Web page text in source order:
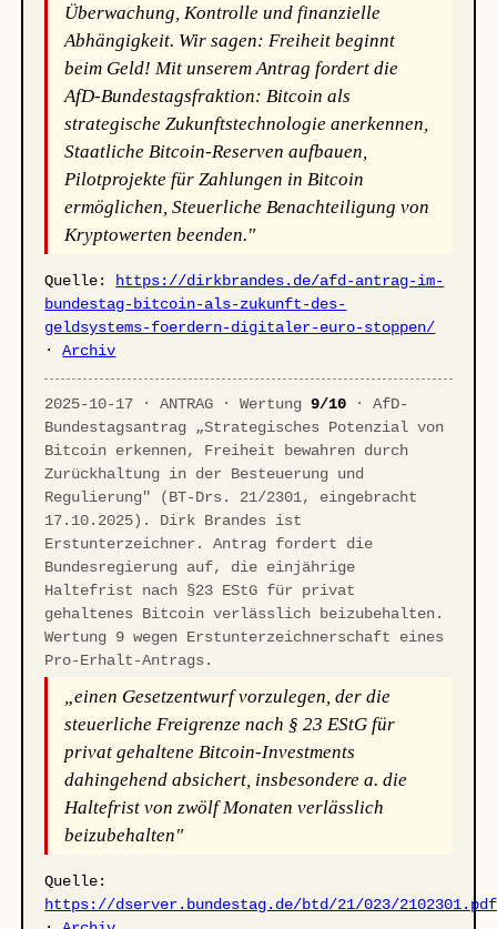
Überwachung, Kontrolle und finanzielle
Abhängigkeit. Wir sagen: Freiheit beginnt
beim Geld! Mit unserem Antrag fordert die
AfD-Bundestagsfraktion: Bitcoin als
strategische Zukunftstechnologie anerkennen,
Staatliche Bitcoin-Reserven aufbauen,
Pilotprojekte für Zahlungen in Bitcoin
ermöglichen, Steuerliche Benachteiligung von
Kryptowerten beenden."
Quelle:
https://dirkbrandes.de/afd-antrag-im-
bundestag-bitcoin-als-zukunft-des-
geldsystems-foerdern-digitaler-euro-stoppen/
·Archiv
2025-10-17 · ANTRAG · Wertung9/10 · AfD-
Bundestagsantrag „Strategisches Potenzial von
Bitcoin erkennen, Freiheit bewahren durch
Zurückhaltung in der Besteuerung und
Regulierung" (BT-Drs. 21/2301, eingebracht
17.10.2025). Dirk Brandes ist
Erstunterzeichner. Antrag fordert die
Bundesregierung auf, die einjährige
Haltefrist nach §23 EStG für privat
gehaltenes Bitcoin verlässlich beizubehalten.
Wertung 9 wegen Erstunterzeichnerschaft eines
Pro-Erhalt-Antrags.
„einen Gesetzentwurf vorzulegen, der die
steuerliche Freigrenze nach § 23 EStG für
privat gehaltene Bitcoin-Investments
dahingehend absichert, insbesondere a. die
Haltefrist von zwölf Monaten verlässlich
beizubehalten"
Quelle:
https://dserver.bundestag.de/btd/21/023/2102301.pdf